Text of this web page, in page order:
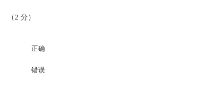
（2 分）
正确
错误